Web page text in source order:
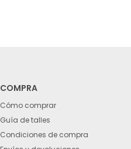
COMPRA
Cómo comprar
Guía de talles
Condiciones de compra